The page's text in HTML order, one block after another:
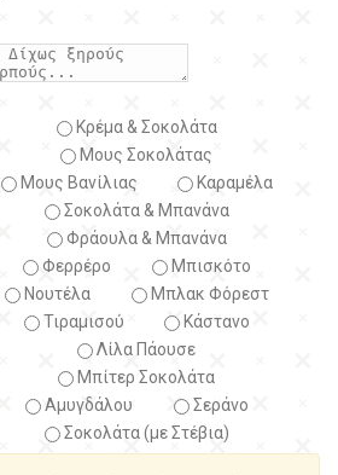
Κρέμα & Σοκολάτα
Μους Σοκολάτας
Μους Βανίλιας
Καραμέλα
Σοκολάτα & Μπανάνα
Φράουλα & Μπανάνα
Φερρέρο
Μπισκότο
Νουτέλα
Μπλακ Φόρεστ
Τιραμισού
Κάστανο
Λίλα Πάουσε
Μπίτερ Σοκολάτα
Αμυγδάλου
Σεράνο
Σοκολάτα (με Στέβια)